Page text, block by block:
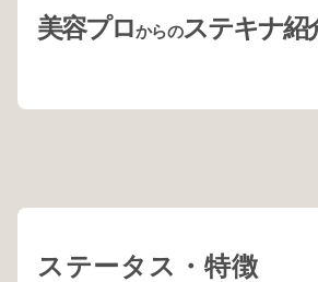
美容プロからのステキナ紹
ステータス・特徴